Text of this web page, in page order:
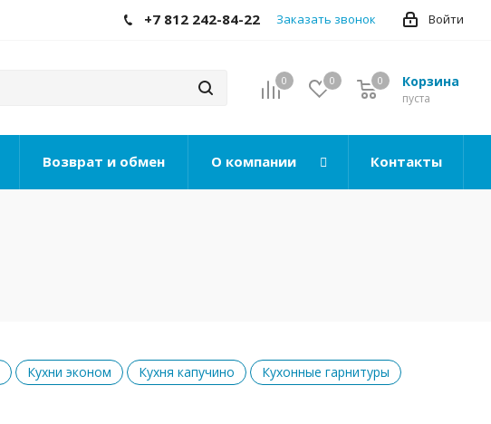
Войти
+7 812 242-84-22 Заказать звонок
0 0 Корзина
0
пуста
0
Возврат и обмен О компании Контакты
Кухни эконом Кухня капучино
Кухонные гарнитуры